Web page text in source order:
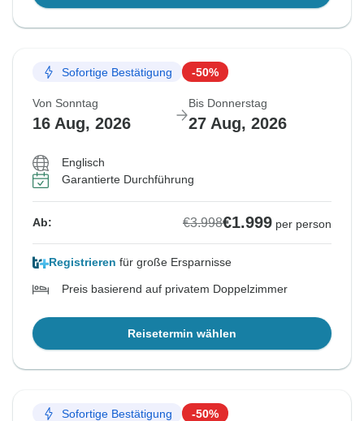
Sofortige Bestätigung -50%
Von Sonntag
16 Aug, 2026
Bis Donnerstag
27 Aug, 2026
Englisch
Garantierte Durchführung
Ab: €3.998€1.999 per person
Registrieren für große Ersparnisse
Preis basierend auf privatem Doppelzimmer
Reisetermin wählen
Sofortige Bestätigung -50%